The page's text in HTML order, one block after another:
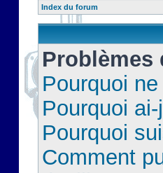
Index du forum
Problèmes
Pourquoi
Pourquoi
Pourquoi
Comment